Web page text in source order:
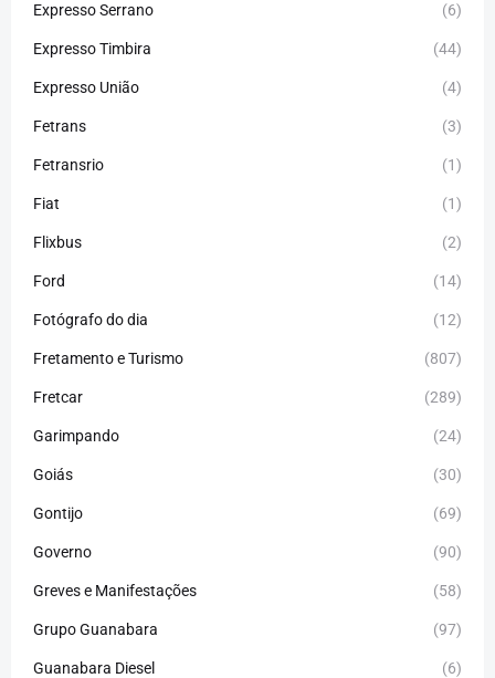
Expresso Serrano (6)
Expresso Timbira (44)
Expresso União (4)
Fetrans (3)
Fetransrio (1)
Fiat (1)
Flixbus (2)
Ford (14)
Fotógrafo do dia (12)
Fretamento e Turismo (807)
Fretcar (289)
Garimpando (24)
Goiás (30)
Gontijo (69)
Governo (90)
Greves e Manifestações (58)
Grupo Guanabara (97)
Guanabara Diesel (6)